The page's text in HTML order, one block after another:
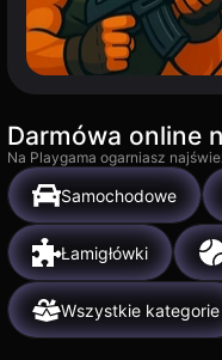
Darmówa online
Na Playgama ogarniasz
Samochodowe
Łamigłówki
Wszystkie kategorie